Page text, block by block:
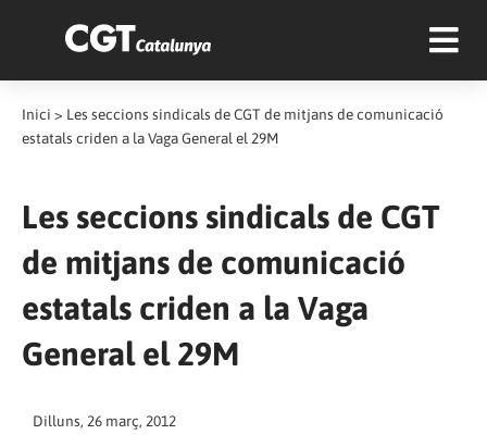
Inici > Les seccions sindicals de CGT de mitjans de comunicació
estatals criden a la Vaga General el 29M
Les seccions sindicals de CGT
de mitjans de comunicació
estatals criden a la Vaga
General el 29M
Dilluns, 26 març, 2012